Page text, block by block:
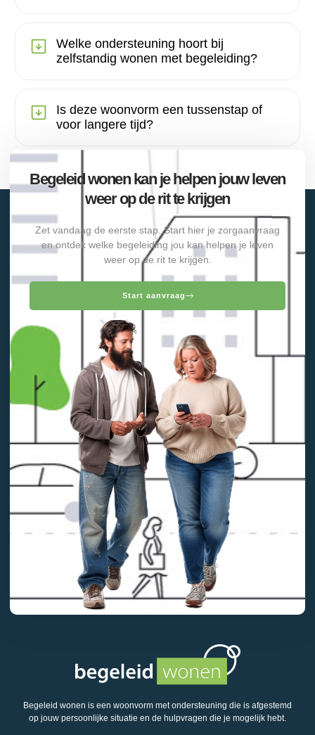
Welke ondersteuning hoort bij
zelfstandig wonen met begeleiding?
Is deze woonvorm een tussenstap of
voor langere tijd?
Begeleid wonen kan je helpen jouw leven
weer op de rit te krijgen
Zet vandaag de eerste stap. Start hier je zorgaanvraag
en ontdek welke begeleiding jou kan helpen je leven
weer op de rit te krijgen.
Start aanvraag
Begeleid wonen is een woonvorm met ondersteuning die is afgestemd
op jouw persoonlijke situatie en de hulpvragen die je mogelijk hebt.